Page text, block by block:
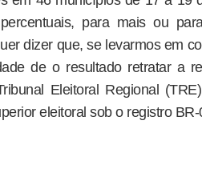
para mais ou
dizer que, se levarmos em
de o resultado retratar a
Eleitoral Regional
eleitoral sob o registro